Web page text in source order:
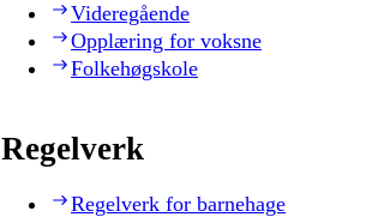
Videregående
Opplæring for voksne
Folkehøgskole
Regelverk
Regelverk for barnehage